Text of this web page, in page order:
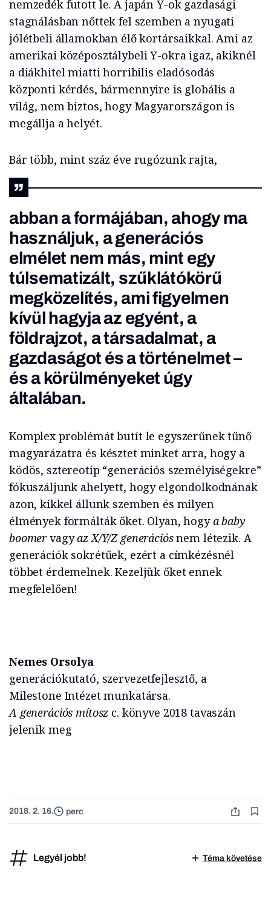
nemzedék futott le. A japán Y-ok gazdasági
stagnálásban nőttek fel szemben a nyugati
jólétbeli államokban élő kortársaikkal. Ami az
amerikai középosztálybeli Y-okra igaz, akiknél
a diákhitel miatti horribilis eladósodás
központi kérdés, bármennyire is globális a
világ, nem biztos, hogy Magyarországon is
megállja a helyét.
Bár több, mint száz éve rugózunk rajta,
abban a formájában, ahogy ma
használjuk, a generációs
elmélet nem más, mint egy
túlsematizált, szűklátókörű
megközelítés, ami figyelmen
kívül hagyja az egyént, a
földrajzot, a társadalmat, a
gazdaságot és a történelmet –
és a körülményeket úgy
általában.
Komplex problémát butít le egyszerűnek tűnő
magyarázatra és késztet minket arra, hogy a
ködös, sztereotíp “generációs személyiségekre”
fókuszáljunk ahelyett, hogy elgondolkodnának
azon, kikkel állunk szemben és milyen
élmények formálták őket. Olyan, hogya baby
boomervagyaz X/Y/Z generációsnem létezik. A
generációk sokrétűek, ezért a címkézésnél
többet érdemelnek. Kezeljük őket ennek
megfelelően!
Nemes Orsolya
generációkutató, szervezetfejlesztő, a
Milestone Intézet munkatársa.
A generációs mítosz c. könyve 2018 tavaszán
jelenik meg
2018. 2. 16. perc
Legyél jobb! Téma követése